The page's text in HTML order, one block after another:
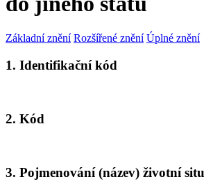
Základní znění Rozšířené znění Úplné znění
1. Identifikační kód
2. Kód
3. Pojmenování (název) životní